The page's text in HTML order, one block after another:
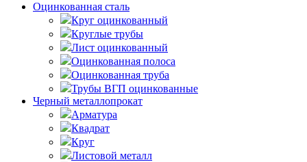
Оцинкованная сталь
Круг оцинкованный
Круглые трубы
Лист оцинкованный
Оцинкованная полоса
Оцинкованная труба
Трубы ВГП оцинкованные
Черный металлопрокат
Арматура
Квадрат
Круг
Листовой металл